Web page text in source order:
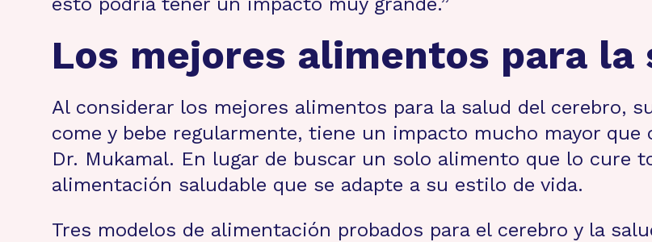
Los mejores alimentos para
Al considerar los mejores alimentos para la salud del cerebro,
come y bebe regularmente, tiene un impacto mucho mayor
Dr. Mukamal. En lugar de buscar un solo alimento que lo cure
alimentación saludable que se adapte a su estilo de vida.
Tres modelos de alimentación probados para el cerebro y la